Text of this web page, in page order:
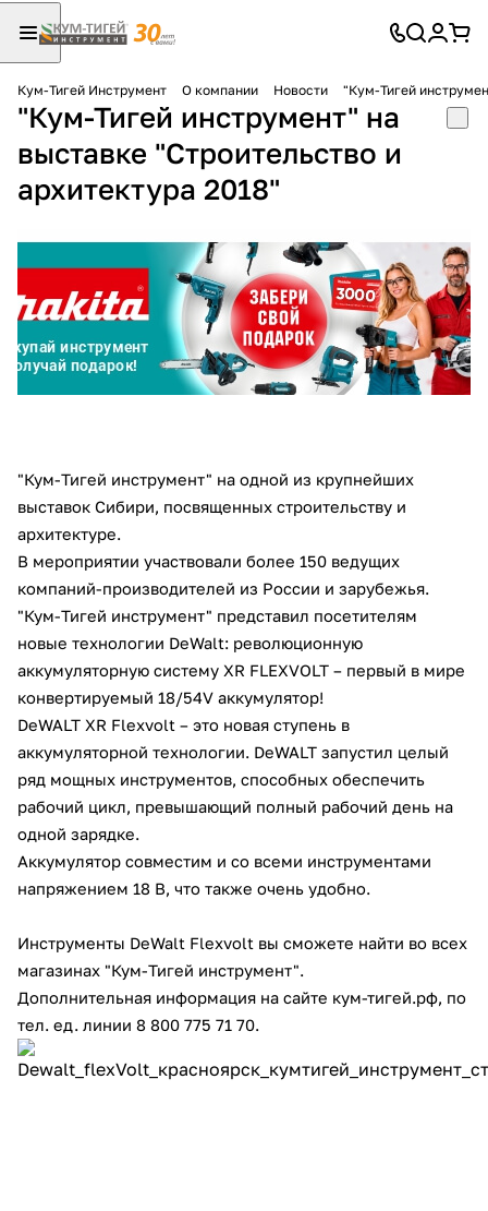
Кум-Тигей Инструмент О компании Новости "Кум-Тигей
"Кум-Тигей инструмент" на
выставке "Строительство и
архитектура 2018"
"Кум-Тигей инструмент" на одной из крупнейших
выставок Сибири, посвященных строительству и
архитектуре.
В мероприятии участвовали более 150 ведущих
компаний-производителей из России и зарубежья.
"Кум-Тигей инструмент" представил посетителям
новые технологии DeWalt: революционную
аккумуляторную систему XR FLEXVOLT – первый в мире
конвертируемый 18/54V аккумулятор!
DeWALT XR Flexvolt – это новая ступень в
аккумуляторной технологии. DeWALT запустил целый
ряд мощных инструментов, способных обеспечить
рабочий цикл, превышающий полный рабочий день на
одной зарядке.
Аккумулятор совместим и со всеми инструментами
напряжением 18 В, что также очень удобно.
Инструменты DeWalt Flexvolt вы сможете найти во всех
магазинах "Кум-Тигей инструмент".
Дополнительная информация на сайте кум-тигей.рф, по
тел. ед. линии 8 800 775 71 70.
Для клиентов всех банков
Разбейте
оплату
на части
без переплат
График платежей
Оплачивайте сегодня только
25% картой любого банка
Получайте товар
выбранный способом
Оставшиеся75% будут
списываться
по25 %каждые 2 недели
Подробнее
об оплате Плайтом